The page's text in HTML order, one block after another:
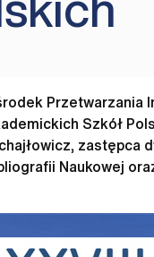
Przetwarzania
Szkół
zastępca
Naukowej